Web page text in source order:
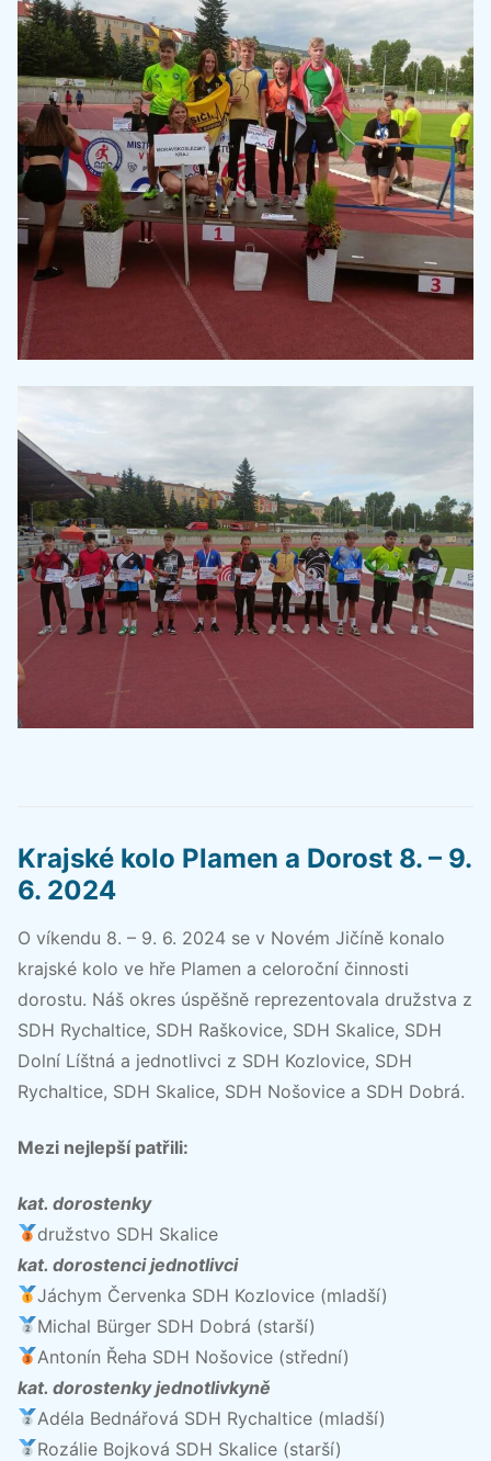
Krajské kolo Plamen a Dorost 8. – 9.
6. 2024
O víkendu 8. – 9. 6. 2024 se v Novém Jičíně konalo
krajské kolo ve hře Plamen a celoroční činnosti
dorostu. Náš okres úspěšně reprezentovala družstva z
SDH Rychaltice, SDH Raškovice, SDH Skalice, SDH
Dolní Líštná a jednotlivci z SDH Kozlovice, SDH
Rychaltice, SDH Skalice, SDH Nošovice a SDH Dobrá.
Mezi nejlepší patřili:
kat. dorostenky
družstvo SDH Skalice
kat. dorostenci jednotlivci
Jáchym Červenka SDH Kozlovice (mladší)
Michal Bürger SDH Dobrá (starší)
Antonín Řeha SDH Nošovice (střední)
kat. dorostenky jednotlivkyně
Adéla Bednářová SDH Rychaltice (mladší)
Rozálie Bojková SDH Skalice (starší)